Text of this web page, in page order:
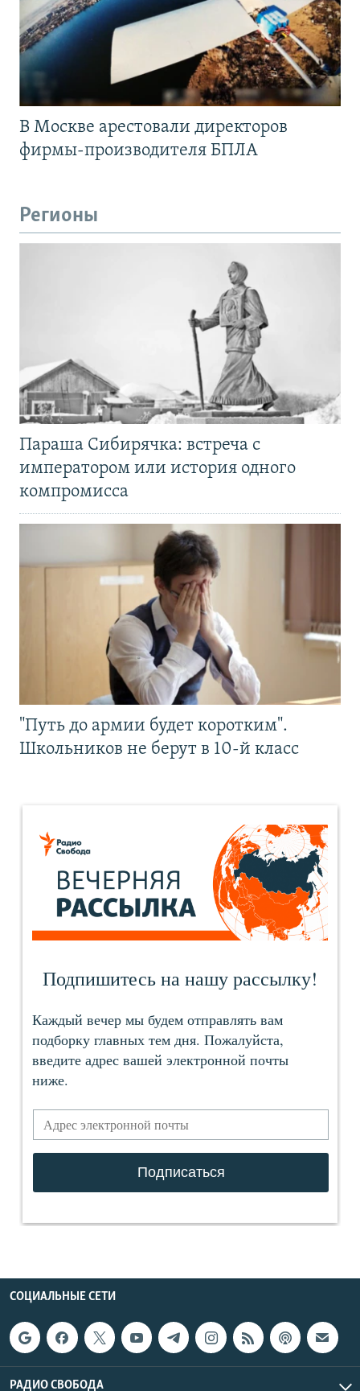
В Москве арестовали директоров
фирмы-производителя БПЛА
Регионы
Параша Сибирячка: встреча с
императором или история одного
компромисса
"Путь до армии будет коротким".
Школьников не берут в 10-й класс
СОЦИАЛЬНЫЕ СЕТИ
РАДИО СВОБОДА